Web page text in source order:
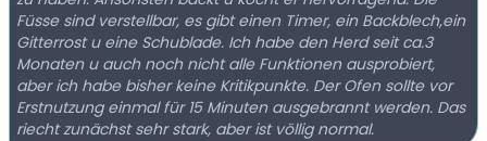
Füsse sind verstellbar, es gibt einen Timer, ein Backblech,ein
Gitterrost u eine Schublade. Ich habe den Herd seit ca.3
Monaten u auch noch nicht alle Funktionen ausprobiert,
aber ich habe bisher keine Kritikpunkte. Der Ofen sollte vor
Erstnutzung einmal für 15 Minuten ausgebrannt werden. Das
riecht zunächst sehr stark, aber ist völlig normal.